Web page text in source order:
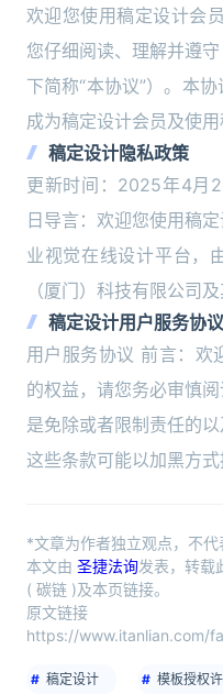
欢迎您使用稿定设计
您仔细阅读、理解并遵
下简称“本协议”）。本
成为稿定设计会员及使
稿定设计隐私政策
更新时间：2025年4月
日导言：欢迎您使用稿
业视觉在线设计平台，
（厦门）科技有限公司
稿定设计用户服务协议
用户服务协议 前言：欢
的权益，请您务必审慎
是免除或者限制责任的
这些条款可能以加黑方
*文章为作者独立观点，不代
本文由 圣捷法询发表，转载
( 碳链 )及本页链接。
原文链接
https://www.itanlian.com/
稿定设计 模板授权